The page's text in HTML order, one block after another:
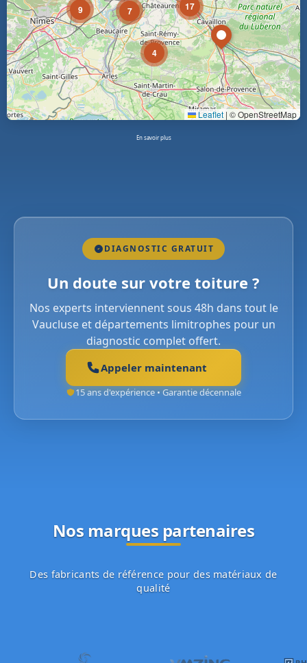
4
9 7 17
Leaflet | © OpenStreetMap
En savoir plus
DIAGNOSTIC GRATUIT
Un doute sur votre toiture ?
Nos experts interviennent sous 48h dans tout le
Vaucluse et départements limitrophes pour un
diagnostic complet offert.
Appeler maintenant
15 ans d'expérience • Garantie décennale
Nos marques partenaires
Des fabricants de référence pour des matériaux de
qualité